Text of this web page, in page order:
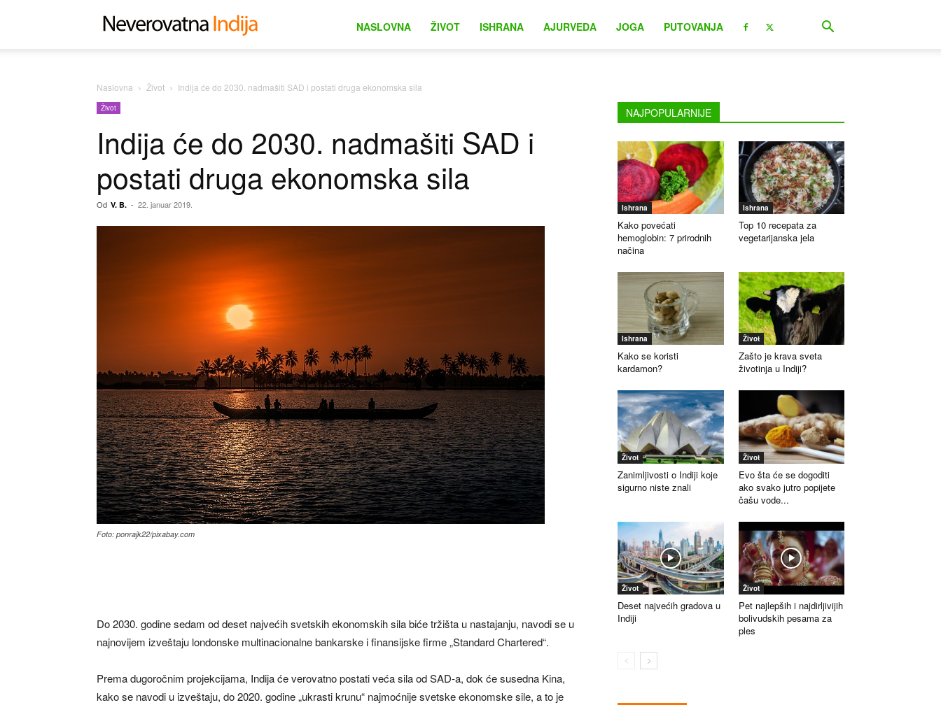
NASLOVNA ŽIVOT ISHRANA AJURVEDA JOGA PUTOVANJA
Naslovna Život Indija će do 2030. nadmašiti SAD i postati druga ekonomska sila
Život
Indija će do 2030. nadmašiti SAD i
postati druga ekonomska sila
Od V. B. - 22. januar 2019.
Foto: ponrajk22/pixabay.com
Do 2030. godine sedam od deset najvećih svetskih ekonomskih sila biće tržišta u nastajanju, navodi se u
najnovijem izveštaju londonske multinacionalne bankarske i finansijske firme „Standard Chartered“.
Prema dugoročnim projekcijama, Indija će verovatno postati veća sila od SAD-a, dok će susedna Kina,
kako se navodi u izveštaju, do 2020. godine „ukrasti krunu“ najmoćnije svetske ekonomske sile, a to je
NAJPOPULARNIJE
Ishrana
Kako povećati
hemoglobin: 7 prirodnih
načina
Ishrana
Top 10 recepata za
vegetarijanska jela
Ishrana
Kako se koristi
kardamon?
Život
Zašto je krava sveta
životinja u Indiji?
Život
Zanimljivosti o Indiji koje
sigurno niste znali
Život
Evo šta će se dogoditi
ako svako jutro popijete
čašu vode...
Život
Deset najvećih gradova u
Indiji
Život
Pet najlepših i najdirljivijih
bolivudskih pesama za
ples